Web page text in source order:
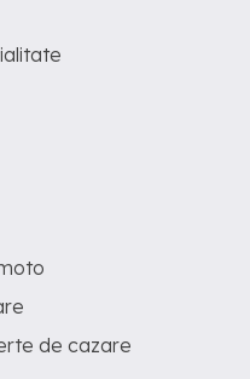
de cazare